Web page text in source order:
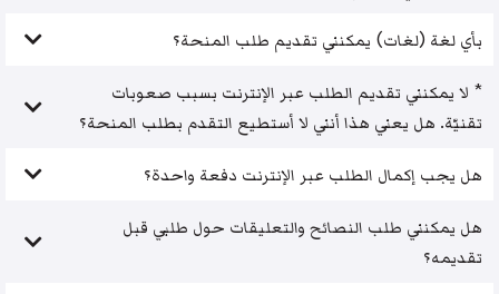
بأي لغة (لغات) يمكنني تقديم طلب المنحة؟
* لا يمكنني تقديم الطلب عبر الإنترنت بسبب صعوبات
تقنيّة. هل يعني هذا أنني لا أستطيع التقدم بطلب المنحة؟
هل يجب إكمال الطلب عبر الإنترنت دفعة واحدة؟
هل يمكنني طلب النصائح والتعليقات حول طلبي قبل
تقديمه؟